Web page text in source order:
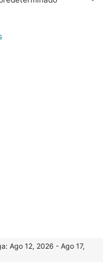
Ago 12, 2026 - Ago 17,